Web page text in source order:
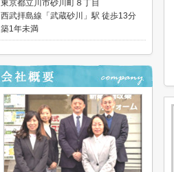
東京都立川市砂川町８丁目
西武拝島線「武蔵砂川」駅 徒歩13分
築1年未満